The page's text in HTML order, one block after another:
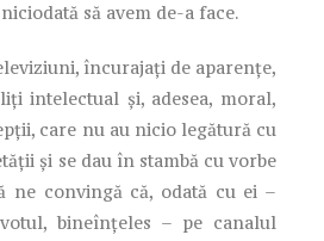
să avem de-a face.
încurajați de aparențe,
intelectual și, adesea, moral,
care nu au nicio legătură cu
și se dau în stambă cu vorbe
ne convingă că, odată cu ei –
bineînțeles – pe canalul